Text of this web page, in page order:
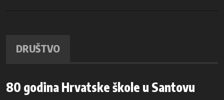
DRUŠTVO
80 godina Hrvatske škole u Santovu